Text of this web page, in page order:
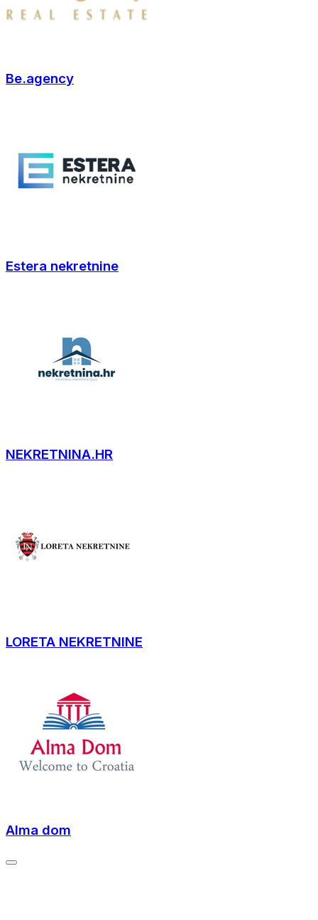
Be.agency
Estera nekretnine
NEKRETNINA.HR
LORETA NEKRETNINE
Alma dom